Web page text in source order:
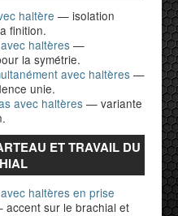
haltère — isolation
finition.
haltères —
la symétrie.
avec haltères —
unie.
avec haltères — variante
ET TRAVAIL DU
haltères en prise
sur le brachial et